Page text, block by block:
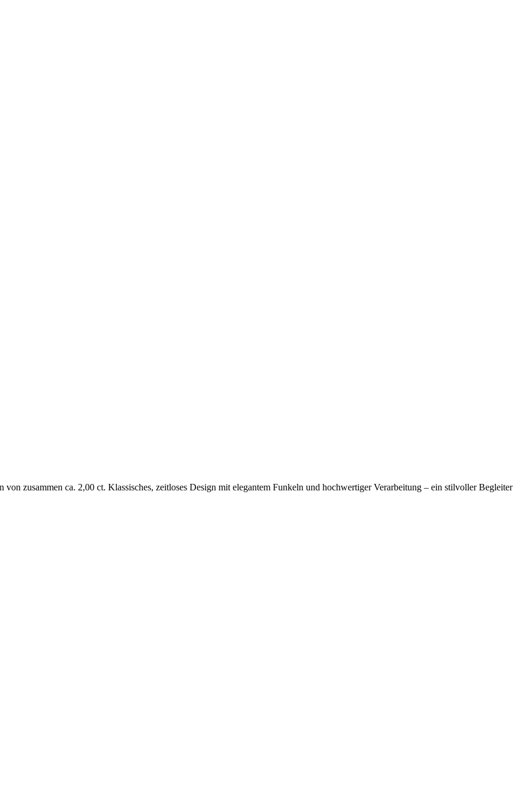
zusammen ca. 2,00 ct. Klassisches, zeitloses Design mit elegantem Funkeln und hochwertiger Verarbeitung – ein stilvoller Begleiter